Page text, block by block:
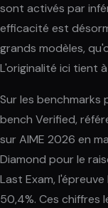
sont activés par
efficacité est
grands modèles,
L'originalité ici tient
Sur les benchmarks
bench Verified,
sur AIME 2026 en
Diamond pour le
Last Exam,
50,4%. Ces chiffres